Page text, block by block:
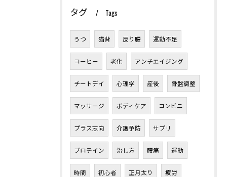
タグ Tags
うつ 猫背 反り腰 運動不足
コーヒー 老化 アンチエイジング
チートデイ 心理学 産後 骨盤調整
マッサージ ボディケア コンビニ
プラス志向 介護予防 サプリ
プロテイン 治し方 腰痛 運動
時間 初心者 正月太り 疲労